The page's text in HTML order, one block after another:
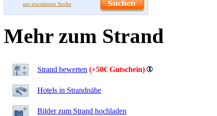
zur erweiterten Suche
Mehr zum Strand
Strand bewerten (+50€ Gutschein)
Hotels in Strandnähe
Bilder zum Strand hochladen